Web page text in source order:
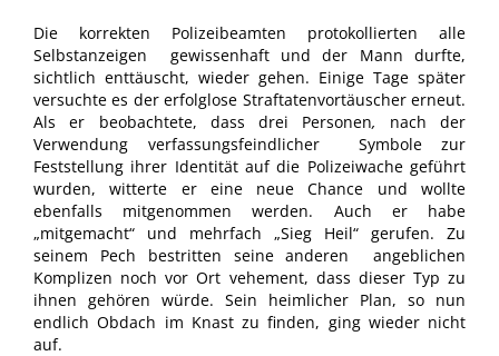
Die korrekten Polizeibeamten protokollierten alle
Selbstanzeigen gewissenhaft und der Mann durfte,
sichtlich enttäuscht, wieder gehen. Einige Tage später
versuchte es der erfolglose Straftatenvortäuscher erneut.
Als er beobachtete, dass drei Personen, nach der
Verwendung verfassungsfeindlicher Symbole zur
Feststellung ihrer Identität auf die Polizeiwache geführt
wurden, witterte er eine neue Chance und wollte
ebenfalls mitgenommen werden. Auch er habe
„mitgemacht“ und mehrfach „Sieg Heil“ gerufen. Zu
seinem Pech bestritten seine anderen angeblichen
Komplizen noch vor Ort vehement, dass dieser Typ zu
ihnen gehören würde. Sein heimlicher Plan, so nun
endlich Obdach im Knast zu finden, ging wieder nicht
auf.